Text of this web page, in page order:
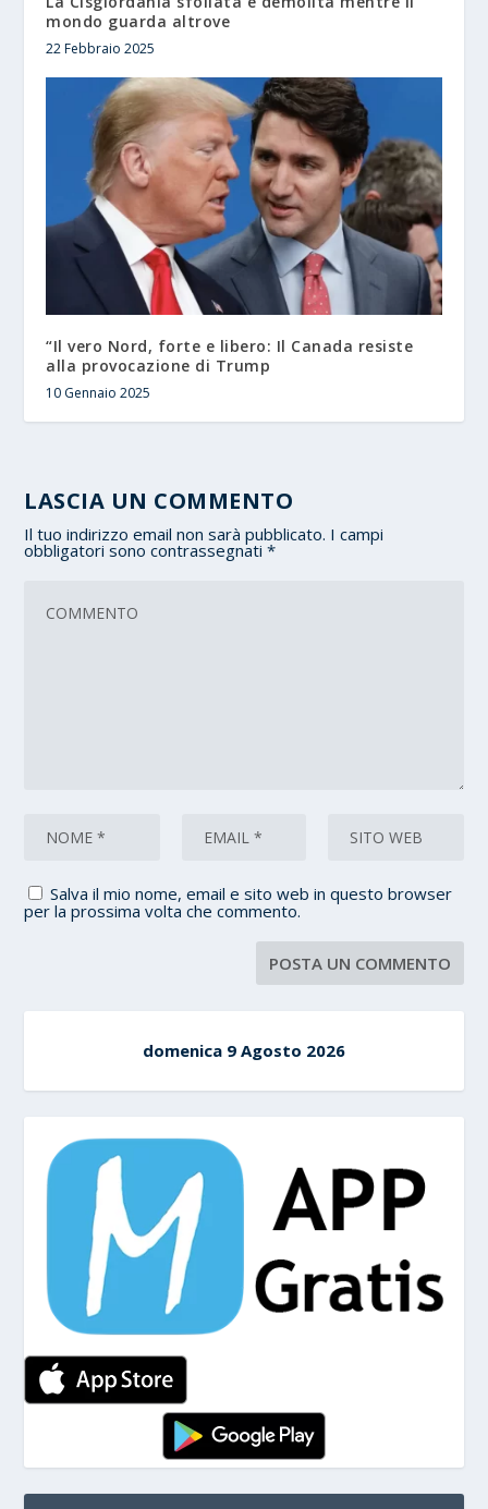
mondo guarda altrove
22 Febbraio 2025
“Il vero Nord, forte e libero: Il Canada resiste
alla provocazione di Trump
10 Gennaio 2025
LASCIA UN COMMENTO
Il tuo indirizzo email non sarà pubblicato. I campi
obbligatori sono contrassegnati*
Salva il mio nome, email e sito web in questo browser
per la prossima volta che commento.
domenica 9 Agosto 2026